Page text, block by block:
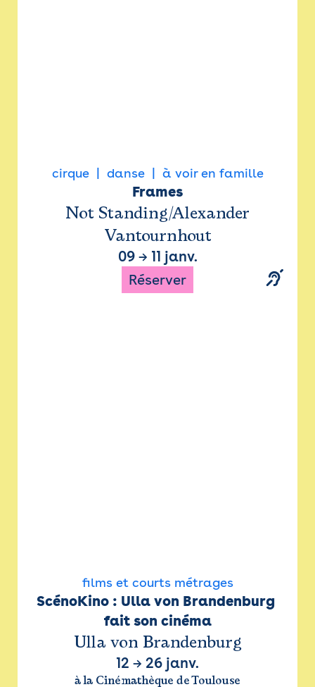
cirque danse à voir en famille
Frames
Not Standing/Alexander
Vantournhout
09→ 11 janv.
Réserver
films et courts métrages
ScénoKino : Ulla von Brandenburg
fait son cinéma
Ulla von Brandenburg
12 → 26 janv.
à la Cinémathèque de Toulouse